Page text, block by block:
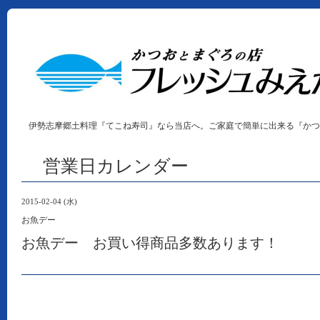
伊勢志摩郷土料理『てこね寿司』なら当店へ。ご家庭で簡単に出来る『か
営業日カレンダー
2015-02-04 (水)
お魚デー
お魚デー お買い得商品多数あります！